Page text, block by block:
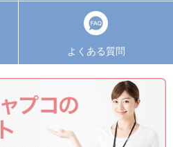
よくある質問